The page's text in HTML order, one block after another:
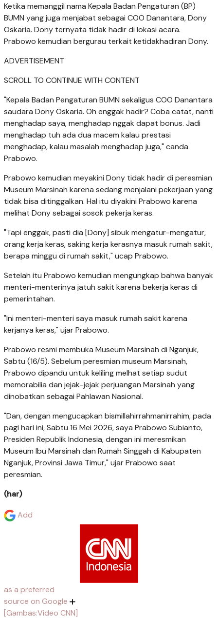
Ketika memanggil nama Kepala Badan Pengaturan (BP)
BUMN yang juga menjabat sebagai COO Danantara, Dony
Oskaria. Dony ternyata tidak hadir di lokasi acara.
Prabowo kemudian bergurau terkait ketidakhadiran Dony.
ADVERTISEMENT
SCROLL TO CONTINUE WITH CONTENT
"Kepala Badan Pengaturan BUMN sekaligus COO Danantara
saudara Dony Oskaria. Oh enggak hadir? Coba catat, nanti
menghadap saya, menghadap nggak dapat bonus. Jadi
menghadap tuh ada dua macem kalau prestasi
menghadap, kalau masalah menghadap juga," canda
Prabowo.
Prabowo kemudian meyakini Dony tidak hadir di peresmian
Museum Marsinah karena sedang menjalani pekerjaan yang
tidak bisa ditinggalkan. Hal itu diyakini Prabowo karena
melihat Dony sebagai sosok pekerja keras.
"Tapi enggak, pasti dia [Dony] sibuk mengatur-mengatur,
orang kerja keras, saking kerja kerasnya masuk rumah sakit,
berapa minggu di rumah sakit," ucap Prabowo.
Setelah itu Prabowo kemudian mengungkap bahwa banyak
menteri-menterinya jatuh sakit karena bekerja keras di
pemerintahan.
"Ini menteri-menteri saya masuk rumah sakit karena
kerjanya keras," ujar Prabowo.
Prabowo resmi membuka Museum Marsinah di Nganjuk,
Sabtu (16/5). Sebelum peresmian museum Marsinah,
Prabowo dipandu untuk keliling melhat setiap sudut
memorabilia dan jejak-jejak perjuangan Marsinah yang
dinobatkan sebagai Pahlawan Nasional.
"Dan, dengan mengucapkan bismillahirrahmanirrahim, pada
pagi hari ini, Sabtu 16 Mei 2026, saya Prabowo Subianto,
Presiden Republik Indonesia, dengan ini meresmikan
Museum Ibu Marsinah dan Rumah Singgah di Kabupaten
Nganjuk, Provinsi Jawa Timur," ujar Prabowo saat
peresmian.
(har)
Add
as a preferred
source on Google
[Gambas:Video CNN]